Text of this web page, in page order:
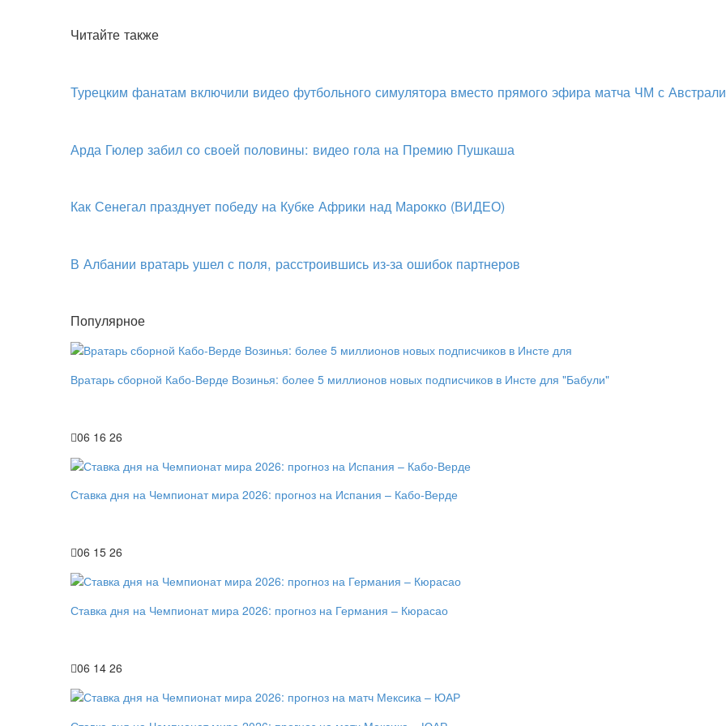
Читайте также
Турецким фанатам включили видео футбольного симулятора вместо прямого эфира матча ЧМ с
Арда Гюлер забил со своей половины: видео гола на Премию Пушкаша
Как Сенегал празднует победу на Кубке Африки над Марокко (ВИДЕО)
В Албании вратарь ушел с поля, расстроившись из-за ошибок партнеров
Популярное
Вратарь сборной Кабо-Верде Возинья: более 5 миллионов новых подписчиков в Инсте для "Бабули"
06 16 26
Ставка дня на Чемпионат мира 2026: прогноз на Испания – Кабо-Верде
06 15 26
Ставка дня на Чемпионат мира 2026: прогноз на Германия – Кюрасао
06 14 26